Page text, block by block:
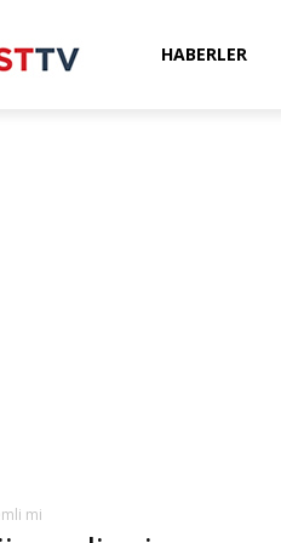
HABERLER
mi